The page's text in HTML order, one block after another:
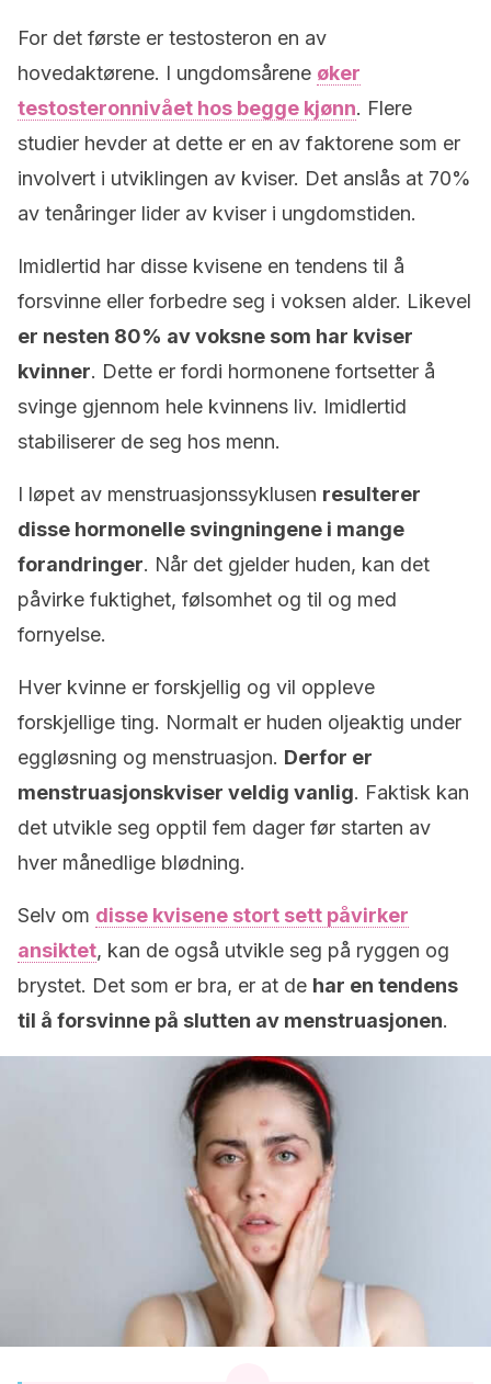
For det første er testosteron en av
hovedaktørene. I ungdomsårene øker
testosteronnivået hos begge kjønn. Flere
studier hevder at dette er en av faktorene som er
involvert i utviklingen av kviser. Det anslås at 70%
av tenåringer lider av kviser i ungdomstiden.
Imidlertid har disse kvisene en tendens til å
forsvinne eller forbedre seg i voksen alder. Likevel
er nesten 80% av voksne som har kviser
kvinner. Dette er fordi hormonene fortsetter å
svinge gjennom hele kvinnens liv. Imidlertid
stabiliserer de seg hos menn.
I løpet av menstruasjonssyklusen resulterer
disse hormonelle svingningene i mange
forandringer. Når det gjelder huden, kan det
påvirke fuktighet, følsomhet og til og med
fornyelse.
Hver kvinne er forskjellig og vil oppleve
forskjellige ting. Normalt er huden oljeaktig under
eggløsning og menstruasjon. Derfor er
menstruasjonskviser veldig vanlig. Faktisk kan
det utvikle seg opptil fem dager før starten av
hver månedlige blødning.
Selv om disse kvisene stort sett påvirker
ansiktet, kan de også utvikle seg på ryggen og
brystet. Det som er bra, er at de har en tendens
til å forsvinne på slutten av menstruasjonen.